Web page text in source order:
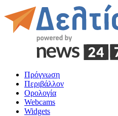
Πρόγνωση
Περιβάλλον
Ορολογία
Webcams
Widgets